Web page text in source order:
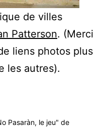
de villes
Patterson. (Merci
liens photos plus
les autres).
Pasaràn, le jeu" de